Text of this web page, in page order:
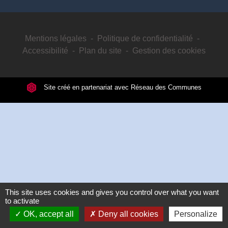
Mentions légales - Politique de confidentialité -
Accessibilité - Plan du site - Gestion des cookies
Site créé en partenariat avec Réseau des Communes
This site uses cookies and gives you control over what you want
to activate
OK, accept all
Deny all cookies Personalize